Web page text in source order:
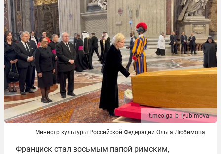
t.meolga_b_lyubimova
Министр культуры Российской Федерации Ольга Любимова
Франциск стал восьмым папой римским,